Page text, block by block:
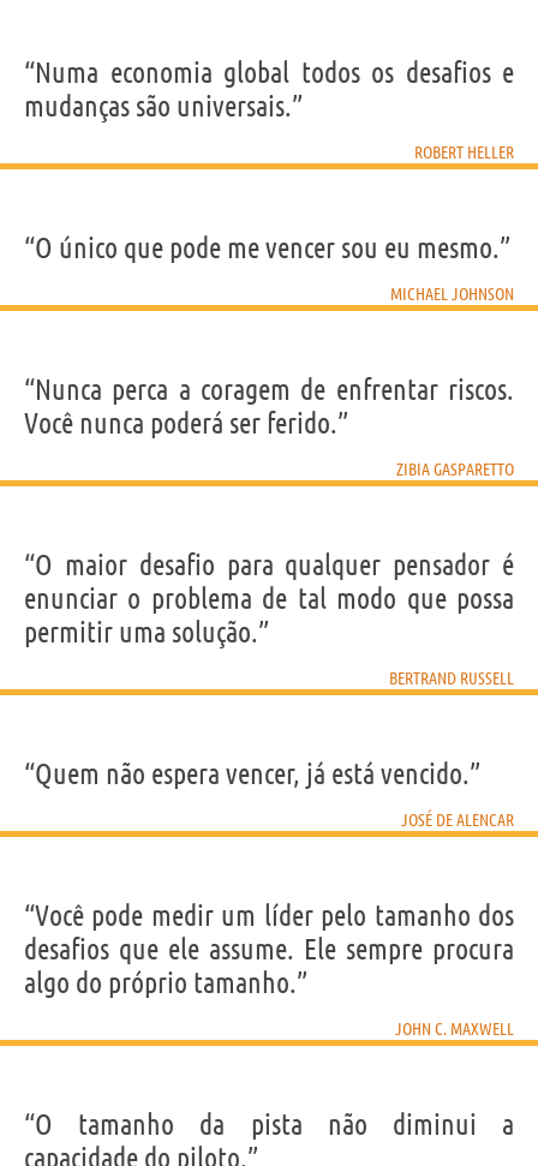
“Numa economia global todos os desafios e
mudanças são universais.”
ROBERT HELLER
“O único que pode me vencer sou eu mesmo.”
MICHAEL JOHNSON
“Nunca perca a coragem de enfrentar riscos.
Você nunca poderá ser ferido.”
ZIBIA GASPARETTO
“O maior desafio para qualquer pensador é
enunciar o problema de tal modo que possa
permitir uma solução.”
BERTRAND RUSSELL
“Quem não espera vencer, já está vencido.”
JOSÉ DE ALENCAR
“Você pode medir um líder pelo tamanho dos
desafios que ele assume. Ele sempre procura
algo do próprio tamanho.”
JOHN C. MAXWELL
“O tamanho da pista não diminui a
capacidade do piloto.”